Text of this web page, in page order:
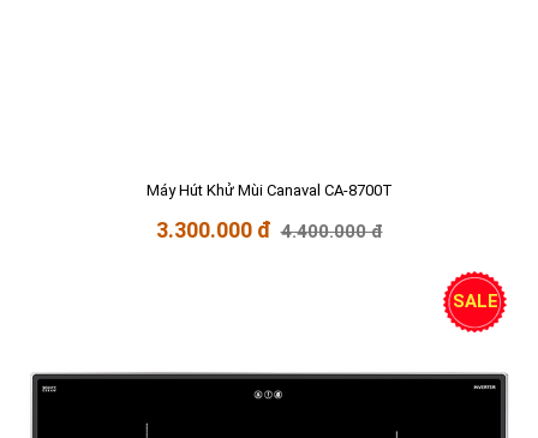
Máy Hút Khử Mùi Canaval CA-8700T
3.300.000 đ 4.400.000 đ
SALE